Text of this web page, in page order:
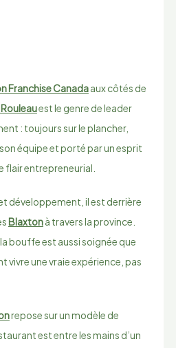
Franchise Canadaaux côtés de
est le genre de leader
: toujours sur le plancher,
équipe et porté par un esprit
flair entrepreneurial.
développement, il est derrière
Blaxtonà travers la province.
bouffe est aussi soignée que
vivre une vraie expérience, pas
repose sur un modèle de
est entre les mains d’un